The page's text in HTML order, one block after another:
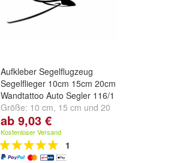
Aufkleber Segelflugzeug
Segelflieger 10cm 15cm 20cm
Wandtattoo Auto Segler 116/1
Größe: 10 cm, 15 cm und 20
cm
ab 9,03 €
Kostenloser Versand
1